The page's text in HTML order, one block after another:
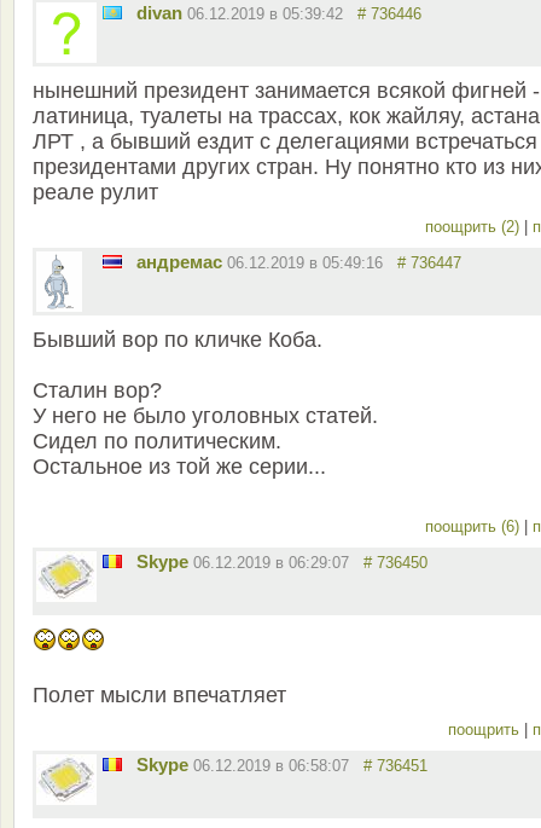
divan 06.12.2019 в 05:39:42 # 736446
нынешний президент занимается всякой фигней -
латиница, туалеты на трассах, кок жайляу, астана
ЛРТ , а бывший ездит с делегациями встречаться
президентами других стран. Ну понятно кто из
реале рулит
поощрить (2) |
андремас 06.12.2019 в 05:49:16 # 736447
Бывший вор по кличке Коба.
Сталин вор?
У него не было уголовных статей.
Сидел по политическим.
Остальное из той же серии...
поощрить (6) |
Skype 06.12.2019 в 06:29:07 # 736450
Полет мысли впечатляет
поощрить |
Skype 06.12.2019 в 06:58:07 # 736451